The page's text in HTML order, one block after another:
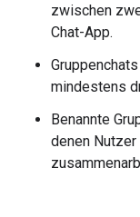
zwischen
Chat-App.
mindestens
Benannte
denen